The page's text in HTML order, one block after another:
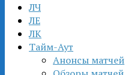
ЛЧ
ЛЕ
ЛК
Тайм-Аут
Анонсы матчей